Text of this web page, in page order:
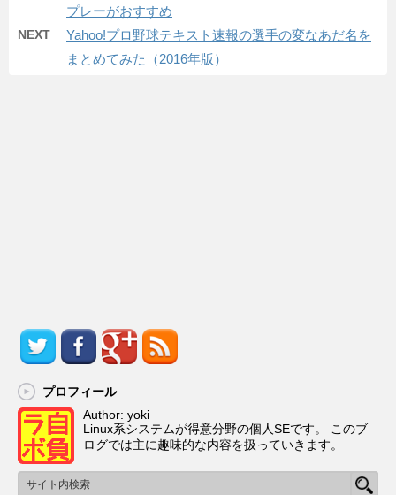
プレーがおすすめ
NEXT
Yahoo!プロ野球テキスト速報の選手の変なあだ名を
まとめてみた（2016年版）
プロフィール
Author: yoki
Linux系システムが得意分野の個人SEです。 このブ
ログでは主に趣味的な内容を扱っていきます。